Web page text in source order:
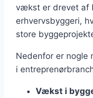
vækst er drevet af
erhvervsbyggeri,
store
Nedenfor er nogle
i
Vækst i